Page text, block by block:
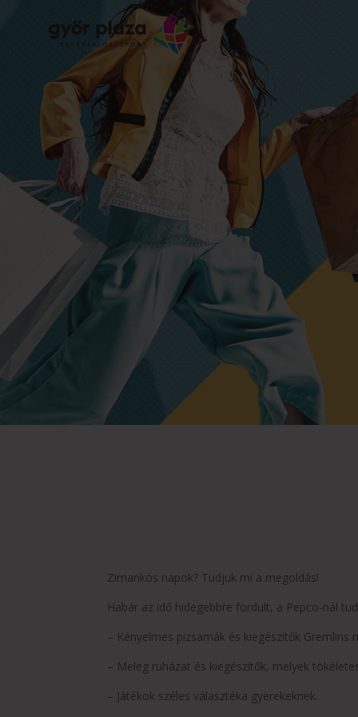
Zimankós napok? Tudjuk mi a megoldás!
Habár az idő hidegebbre fordult, a Pepco-nál
– Kényelmes pizsamák és kiegészítők Gremlins
– Meleg ruházat és kiegészítők, melyek
– Játékok széles választéka gyerekeknek.